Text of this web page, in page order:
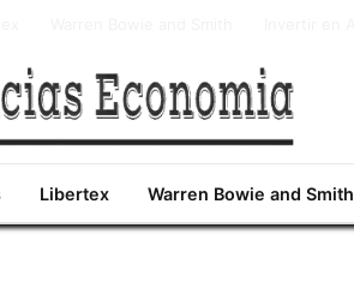
Libertex Warren Bowie and Smith